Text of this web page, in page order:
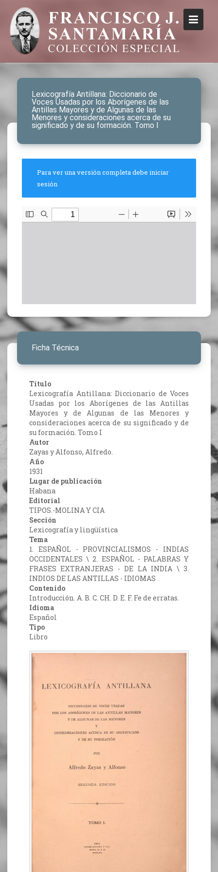
Lexicografía Antillana: Diccionario de
Voces Usadas por los Aborígenes de las
Antillas Mayores y de Algunas de las
Menores y consideraciones acerca de su
significado y de su formación. Tomo I
Para ver una versión completa debe iniciar
sesión
Ficha Técnica
Título
Lexicografía Antillana: Diccionario de Voces
Usadas por los Aborígenes de las Antillas
Mayores y de Algunas de las Menores y
consideraciones acerca de su significado y de
su formación. Tomo I
Autor
Zayas y Alfonso, Alfredo.
Año
1931
Lugar de publicación
Habana
Editorial
TIPOS.-MOLINA Y CIA
Sección
Lexicografía y lingüística
Tema
1. ESPAÑOL - PROVINCIALISMOS - INDIAS
OCCIDENTALES \ 2. ESPAÑOL - PALABRAS Y
FRASES EXTRANJERAS - DE LA INDIA \ 3.
INDIOS DE LAS ANTILLAS - IDIOMAS
Contenido
Introducción. A. B. C. CH. D. E. F. Fe de erratas.
Idioma
Español
Tipo
Libro